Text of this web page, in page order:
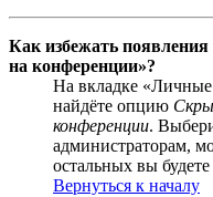
Как избежать появления
на конференции»?
На вкладке
найдёте опцию
конференции.
администраторам,
остальных вы
Вернуться к началу